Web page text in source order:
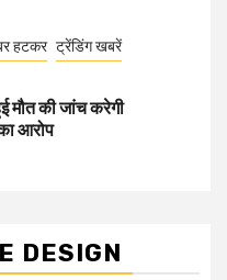
हटकर ट्रेंडिंग खबरें
मौत की जांच करेगी
आरोप
DESIGN